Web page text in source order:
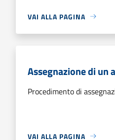
VAI ALLA PAGINA
Assegnazione di un
Procedimento di
VAI ALLA PAGINA